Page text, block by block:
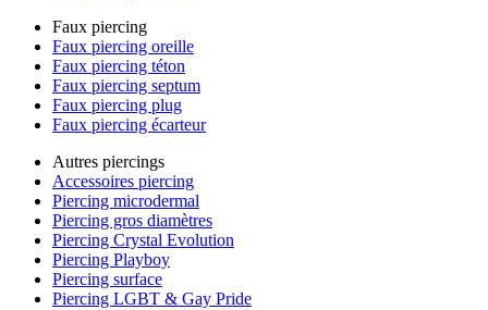
Faux piercing
Faux piercing oreille
Faux piercing téton
Faux piercing septum
Faux piercing plug
Faux piercing écarteur
Autres piercings
Accessoires piercing
Piercing microdermal
Piercing gros diamètres
Piercing Crystal Evolution
Piercing Playboy
Piercing surface
Piercing LGBT & Gay Pride